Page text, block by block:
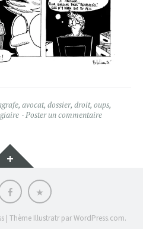
, avocat, dossier, droit, oups,
Poster un commentaire
Gadgets
FacebookPOLITIQUE
DE
CONFIDENTIALITE
| Thème Illustratr parWordPress.com.